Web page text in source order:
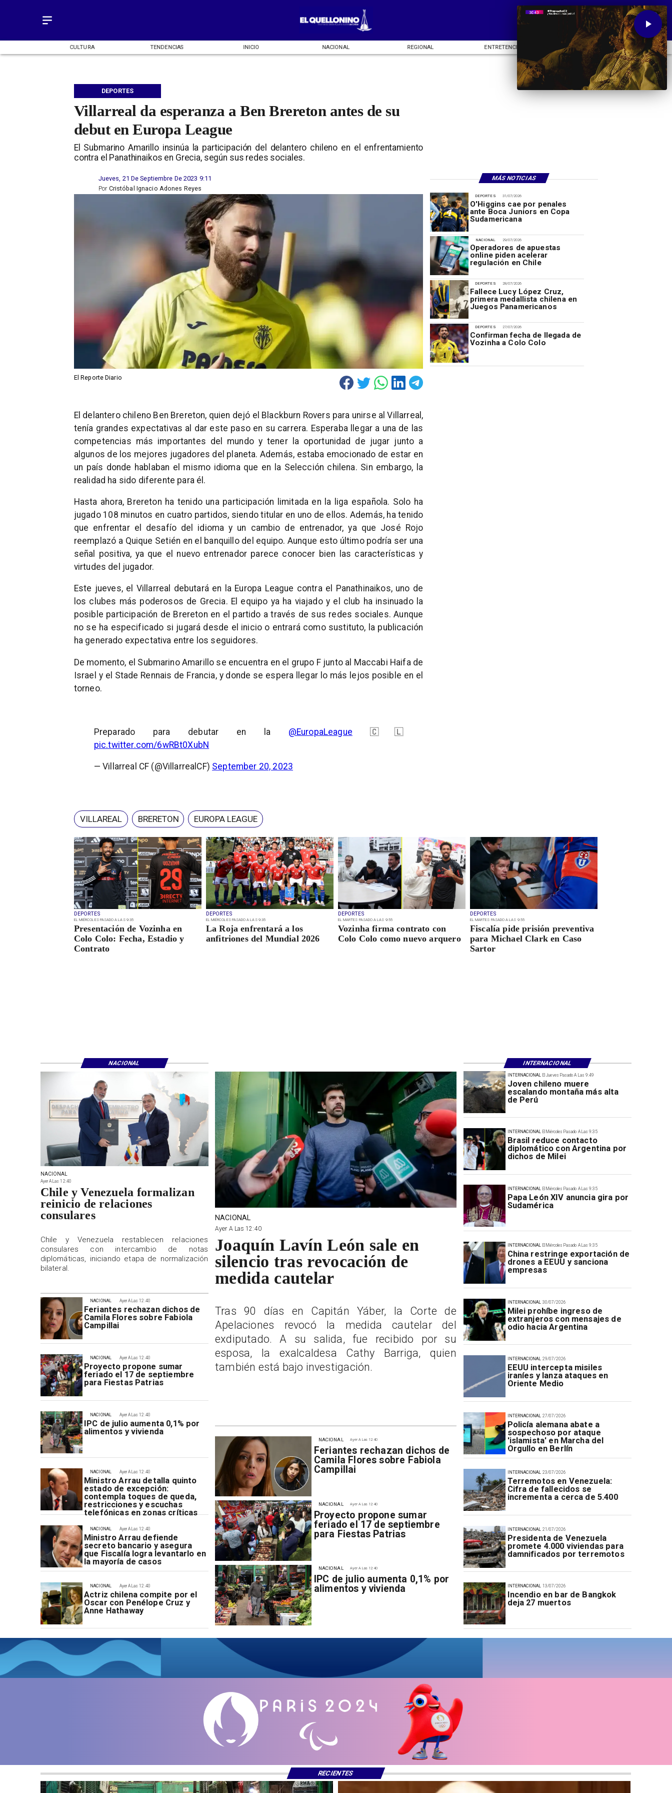
CULTURA TENDENCIAS INICIO NACIONAL REGIONAL ENTRETENCIÓN DEPORTES
Villarreal da esperanza a Ben Brereton antes de su
debut en Europa League
El Submarino Amarillo insinúa la participación del delantero chileno en el enfrentamiento
contra el Panathinaikos en Grecia, según sus redes sociales.
DEPORTES
MÁS NOTICIAS
Jueves, 21 De Septiembre De 2023 9:11
Cristóbal Ignacio Adones Reyes
Por
El Reporte Diario
DEPORTES
EL MIÉRCOLES PASADO A LAS 9:35
Presentación de Vozinha en
Colo Colo: Fecha, Estadio y
Contrato
DEPORTES
EL MIÉRCOLES PASADO A LAS 9:35
La Roja enfrentará a los
anfitriones del Mundial 2026
DEPORTES
EL MARTES PASADO A LAS 9:55
Vozinha firma contrato con
Colo Colo como nuevo arquero
DEPORTES
EL MARTES PASADO A LAS 9:55
Fiscalía pide prisión preventiva
para Michael Clark en Caso
Sartor
31/07/2026
O'Higgins cae por penales
ante Boca Juniors en Copa
Sudamericana
DEPORTES
29/07/2026
Operadores de apuestas
online piden acelerar
regulación en Chile
NACIONAL
28/07/2026
Fallece Lucy López Cruz,
primera medallista chilena en
Juegos Panamericanos
DEPORTES
27/07/2026
Confirman fecha de llegada de
Vozinha a Colo Colo
DEPORTES
El delantero chileno Ben Brereton, quien dejó el Blackburn Rovers para unirse al Villarreal,
tenía grandes expectativas al dar este paso en su carrera. Esperaba llegar a una de las
competencias más importantes del mundo y tener la oportunidad de jugar junto a
algunos de los mejores jugadores del planeta. Además, estaba emocionado de estar en
un país donde hablaban el mismo idioma que en la Selección chilena. Sin embargo, la
realidad ha sido diferente para él.
Hasta ahora, Brereton ha tenido una participación limitada en la liga española. Solo ha
jugado 108 minutos en cuatro partidos, siendo titular en uno de ellos. Además, ha tenido
que enfrentar el desafío del idioma y un cambio de entrenador, ya que José Rojo
reemplazó a Quique Setién en el banquillo del equipo. Aunque esto último podría ser una
señal positiva, ya que el nuevo entrenador parece conocer bien las características y
virtudes del jugador.
Este jueves, el Villarreal debutará en la Europa League contra el Panathinaikos, uno de
los clubes más poderosos de Grecia. El equipo ya ha viajado y el club ha insinuado la
posible participación de Brereton en el partido a través de sus redes sociales. Aunque
no se ha especificado si jugará desde el inicio o entrará como sustituto, la publicación
ha generado expectativa entre los seguidores.
De momento, el Submarino Amarillo se encuentra en el grupo F junto al Maccabi Haifa de
Israel y el Stade Rennais de Francia, y donde se espera llegar lo más lejos posible en el
torneo.
Preparado para debutar en la @EuropaLeague 🇨🇱
pic.twitter.com/6wRBt0XubN
— Villarreal CF (@VillarrealCF) September 20, 2023
VILLAREAL BRERETON EUROPA LEAGUE
El Jueves Pasado A Las 9:49
Joven chileno muere
escalando montaña más alta
de Perú
INTERNACIONAL
El Miércoles Pasado A Las 9:35
Brasil reduce contacto
diplomático con Argentina por
dichos de Milei
INTERNACIONAL
El Miércoles Pasado A Las 9:35
Papa León XIV anuncia gira por
Sudamérica
INTERNACIONAL
El Miércoles Pasado A Las 9:35
China restringe exportación de
drones a EEUU y sanciona
empresas
INTERNACIONAL
30/07/2026
Milei prohíbe ingreso de
extranjeros con mensajes de
odio hacia Argentina
INTERNACIONAL
29/07/2026
EEUU intercepta misiles
iraníes y lanza ataques en
Oriente Medio
INTERNACIONAL
27/07/2026
Policía alemana abate a
sospechoso por ataque
'islamista' en Marcha del
Orgullo en Berlín
INTERNACIONAL
23/07/2026
Terremotos en Venezuela:
Cifra de fallecidos se
incrementa a cerca de 5.400
INTERNACIONAL
21/07/2026
Presidenta de Venezuela
promete 4.000 viviendas para
damnificados por terremotos
INTERNACIONAL
13/07/2026
Incendio en bar de Bangkok
deja 27 muertos
INTERNACIONAL
Ayer A Las 12:40
Feriantes rechazan dichos de
Camila Flores sobre Fabiola
Campillai
NACIONAL
Ayer A Las 12:40
Proyecto propone sumar
feriado el 17 de septiembre
para Fiestas Patrias
NACIONAL
Ayer A Las 12:40
IPC de julio aumenta 0,1% por
alimentos y vivienda
NACIONAL
Ayer A Las 12:40
Ministro Arrau detalla quinto
estado de excepción:
contempla toques de queda,
restricciones y escuchas
telefónicas en zonas críticas
NACIONAL
Ayer A Las 12:40
Ministro Arrau defiende
secreto bancario y asegura
que Fiscalía logra levantarlo en
la mayoría de casos
NACIONAL
Ayer A Las 12:40
Actriz chilena compite por el
Oscar con Penélope Cruz y
Anne Hathaway
NACIONAL
Ayer A Las 12:40
Feriantes rechazan dichos de
Camila Flores sobre Fabiola
Campillai
NACIONAL
Ayer A Las 12:40
Proyecto propone sumar
feriado el 17 de septiembre
para Fiestas Patrias
NACIONAL
Ayer A Las 12:40
IPC de julio aumenta 0,1% por
alimentos y vivienda
NACIONAL
NACIONAL
Ayer A Las 12:40
Chile y Venezuela formalizan
reinicio de relaciones
consulares
Chile y Venezuela restablecen relaciones
consulares con intercambio de notas
diplomáticas, iniciando etapa de normalización
bilateral.
NACIONAL
Ayer A Las 12:40
Joaquín Lavín León sale en
silencio tras revocación de
medida cautelar
Tras 90 días en Capitán Yáber, la Corte de
Apelaciones revocó la medida cautelar del
exdiputado. A su salida, fue recibido por su
esposa, la exalcaldesa Cathy Barriga, quien
también está bajo investigación.
NACIONAL INTERNACIONAL
RECIENTES